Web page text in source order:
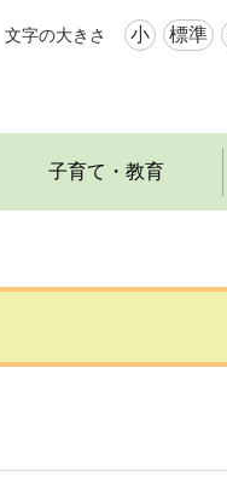
本
文字の大きさ 小 標準
子育て・教育